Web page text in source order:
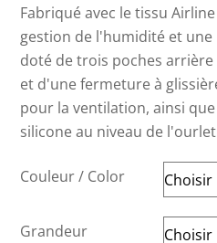
Fabriqué avec le tissu
gestion de l'humidité et
doté de trois poches
et d'une fermeture à
pour la ventilation, ainsi
silicone au niveau de
Couleur / Color
Grandeur